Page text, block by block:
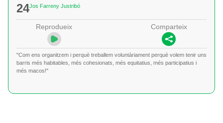
24Jos Farreny Justribó
Reprodueix Comparteix
"Com ens organitzem i perquè treballem voluntàriament perquè volem tenir uns
barris més habitables, més cohesionats, més equitatius, més participatius i
més macos!"